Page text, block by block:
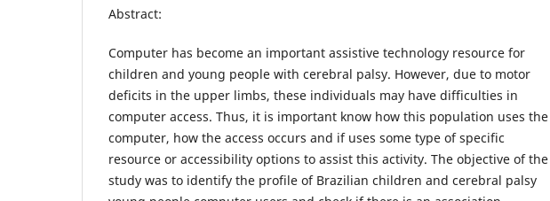
Abstract:
Computer has become an important assistive technology resource for
children and young people with cerebral palsy. However, due to motor
deficits in the upper limbs, these individuals may have difficulties in
computer access. Thus, it is important know how this population uses the
computer, how the access occurs and if uses some type of specific
resource or accessibility options to assist this activity. The objective of the
study was to identify the profile of Brazilian children and cerebral palsy